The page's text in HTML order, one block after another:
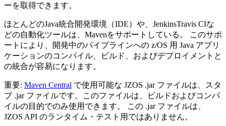
ーを取得できます。
ほとんどのJava統合開発環境（IDE）や、JenkinsTravis CIな
どの自動化ツールは、Mavenをサポートしている。 このサポ
ートにより、開発中のパイプラインへの z/OS 用 Java アプリ
ケーションのコンパイル、ビルド、およびデプロイメントと
の統合が容易になります。
重要: Maven Central で使用可能な JZOS .jarファイルは、スタ
ブ .jarファイルです。このファイルは、ビルドおよびコンパ
イルの目的でのみ使用できます。 この .jarファイルは、
JZOS API のランタイム・テスト用ではありません。